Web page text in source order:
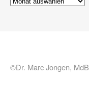
©Dr. Marc Jongen, MdB